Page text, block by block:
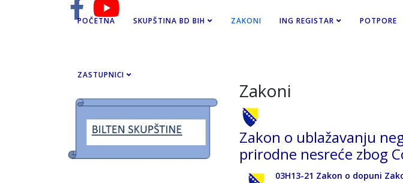
POČETNA SKUPŠTINA BD BIH ZAKONI ING REGISTAR POTPORE
ZASTUPNICI
Zakoni
Zakon o ublažavanju
prirodne nesreće zbog
03H13-21 Zakon o dopuni